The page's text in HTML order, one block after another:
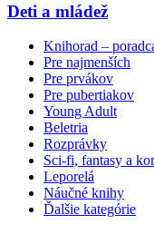
Deti a mládež
Knihorad –
Pre najmenších
Pre prvákov
Pre pubertiakov
Young Adult
Beletria
Rozprávky
Sci-fi, fantasy a
Leporelá
Náučné knihy
Ďalšie kategórie